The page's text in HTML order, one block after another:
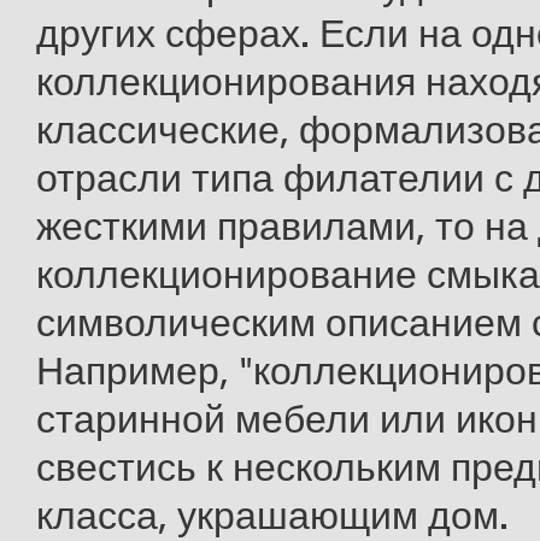
других сферах. Если на
коллекционирования
классические,
отрасли типа филателии с
жесткими правилами, то
коллекционирование
символическим описанием
Например,
старинной мебели или
свестись к нескольким
класса, украшающим дом.